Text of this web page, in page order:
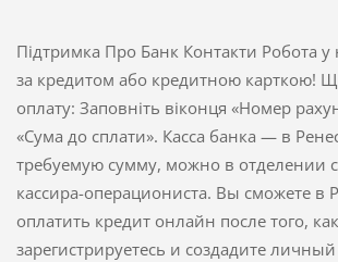
Підтримка Про Банк Контакти Робота у
за кредитом або кредитною карткою!
оплату: Заповніть віконця «Номер
«Сума до сплати». Касса банка — в
требуемую сумму, можно в отделении
кассира-операциониста. Вы сможете в
оплатить кредит онлайн после того, как
зарегистрируетесь и создадите